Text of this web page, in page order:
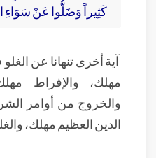
كَثِيراً وَضَلُّوا عَنْ سَوَاءِ
آية أخرى تنهانا عن
مهلك، والإفراط
والخروج من أوامر
الدين العظيم مهلك،